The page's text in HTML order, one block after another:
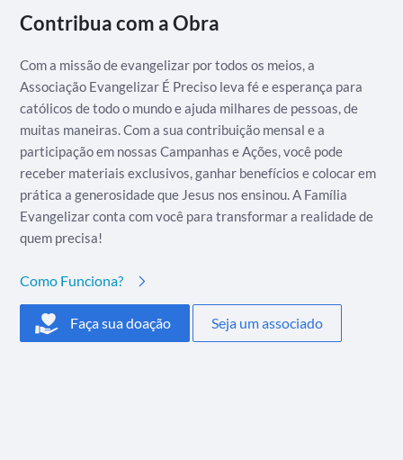
Contribua com a Obra
Com a missão de evangelizar por todos os meios, a
Associação Evangelizar É Preciso leva fé e esperança para
católicos de todo o mundo e ajuda milhares de pessoas, de
muitas maneiras. Com a sua contribuição mensal e a
participação em nossas Campanhas e Ações, você pode
receber materiais exclusivos, ganhar benefícios e colocar em
prática a generosidade que Jesus nos ensinou. A Família
Evangelizar conta com você para transformar a realidade de
quem precisa!
Como Funciona?
Faça sua doação Seja um associado